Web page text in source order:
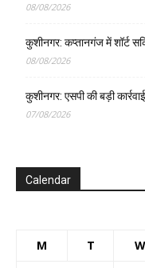
08/08/2026
कुशीनगर: कप्तानगंज में शॉर्ट
08/08/2026
कुशीनगर: एसपी की बड़ी
07/08/2026
Calendar
M T W